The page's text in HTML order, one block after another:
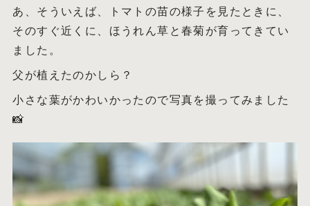
あ、そういえば、トマトの苗の様子を見たときに、
そのすぐ近くに、ほうれん草と春菊が育ってきてい
ました。
父が植えたのかしら？
小さな葉がかわいかったので写真を撮ってみました
📸